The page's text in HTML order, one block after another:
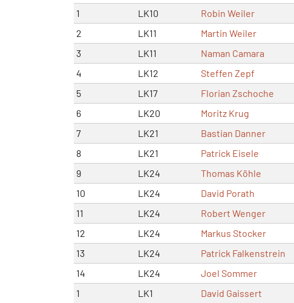
1
LK10 Robin Weiler
2
LK11 Martin Weiler
3
LK11 Naman Camara
4
LK12 Steffen Zepf
5
LK17 Florian Zschoche
6
LK20 Moritz Krug
7
LK21 Bastian Danner
8
LK21 Patrick Eisele
9
LK24 Thomas Köhle
10
LK24 David Porath
11
LK24 Robert Wenger
12
LK24 Markus Stocker
13
LK24 Patrick Falkenstrein
14
LK24 Joel Sommer
1
LK1 David Gaissert